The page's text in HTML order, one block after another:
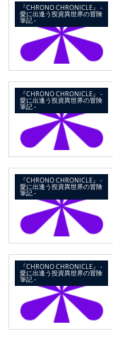
『CHRONO CHRONICLE』 ‐
愛に出逢う投資異世界の冒険
筆記 ‐
『CHRONO CHRONICLE』 ‐
愛に出逢う投資異世界の冒険
筆記 ‐
『CHRONO CHRONICLE』 ‐
愛に出逢う投資異世界の冒険
筆記 ‐
『CHRONO CHRONICLE』 ‐
愛に出逢う投資異世界の冒険
筆記 ‐